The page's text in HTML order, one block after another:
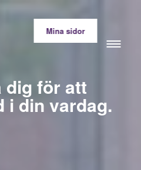
Mina sidor
dig för att
i din vardag.